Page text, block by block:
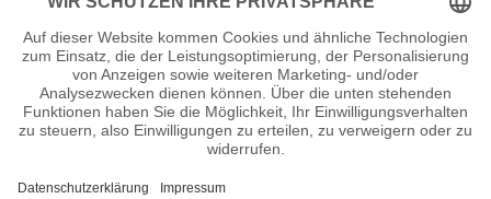
zahlreiche Rollen in TV-Filmen und -Serien wie „Die Camper“,
„Polizeiruf 110“ oder „Tatort“.
Dana Golombek Seiten, Kurzbio, Familie, verheiratet, Herkunft etc.
n.n.v. - Die offizielle Dana Golombek Homepage / Facebook / X /
Instagram Seite
Movies Dana Golombek Filme